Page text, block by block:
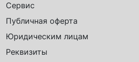
Сервис
Публичная оферта
Юридическим лицам
Реквизиты